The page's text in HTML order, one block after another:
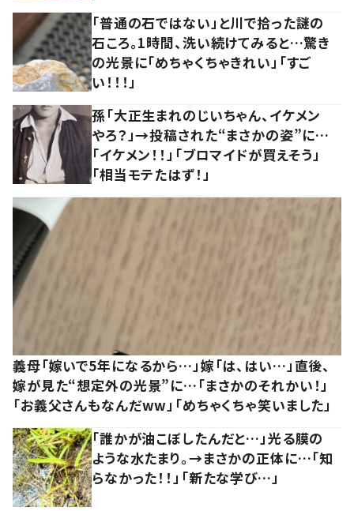
「普通の石ではない」と川で拾った謎の
石ころ。1時間、洗い続けてみると…驚き
の光景に「めちゃくちゃきれい」「すご
い！！！」
孫「大正生まれのじいちゃん、イケメン
やろ？」→投稿された“まさかの姿”に…
「イケメン！！」「ブロマイドが買えそう」
「相当モテたはず！」
義母「嫁いで5年になるから…」嫁「は、はい…」直後、
嫁が見た“想定外の光景”に…「まさかのそれかい！」
「お義父さんもなんだww」「めちゃくちゃ笑いました」
「誰かが油こぼしたんだと…」光る膜の
ような水たまり。→まさかの正体に…「知
らなかった！！」「新たな学び…」